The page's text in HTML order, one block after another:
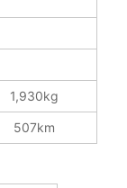
1,930kg
507km